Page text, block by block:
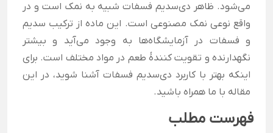
می‌شود. ظاهر دی‌سدیم فسفات شبیه به نمک است و در
واقع نوعی نمک مصنوعی است. این ماده از ترکیب سدیم
و فسفات در آزمایشگاه‌ها به وجود می‌آید و بیشتر
نگهدارنده و تقویت کنندهٔ طعم در مواد مختلف است. برای
اینکه بهتر با کاربرد دی‌سدیم فسفات آشنا شوید، در این
مقاله با ما همراه باشید.
فهرست مطلب